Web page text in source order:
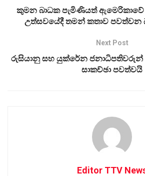
කුමන බාධක පැමිණියත් ඇමෙරිකාවේ
උත්සවයේදී තමන් කතාව පවත්වන
Next Post
රුසියානු සහ යුක්රේන ජනාධිපතිවරුන්
සාකච්ඡා පවත්වයි
Editor TTV